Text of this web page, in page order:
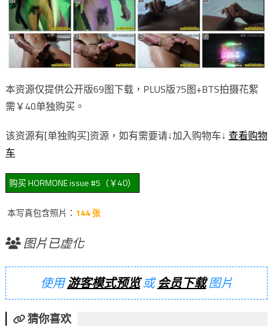
本资源仅提供公开版69图下载，PLUS版75图+BTS拍摄花絮
需￥40单独购买。
该资源有[单独购买]资源，如有需要请↓加入购物车↓ 查看购物
车
本写真包含照片： 144 张
图片已虚化
使用游客模式预览或会员下载图片
猜你喜欢